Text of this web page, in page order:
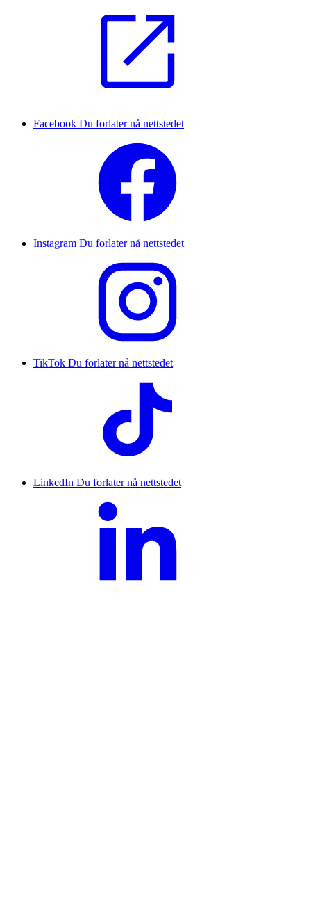
Facebook Du forlater nå nettstedet
Instagram Du forlater nå nettstedet
TikTok Du forlater nå nettstedet
LinkedIn Du forlater nå nettstedet